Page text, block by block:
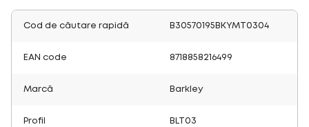
Cod de căutare rapidă B30570195BKYMT0304
EAN code 8718858216499
Marcă Barkley
Profil BLT03